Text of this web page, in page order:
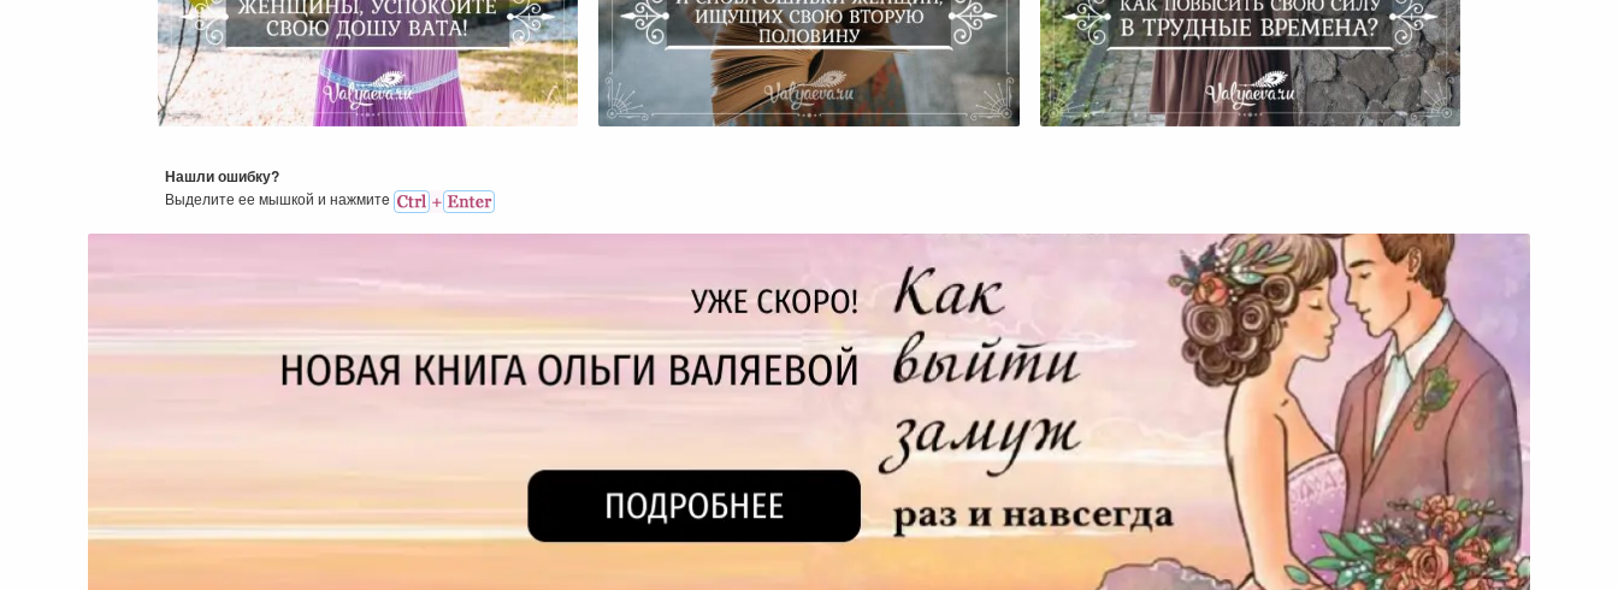
Женщины, Успокойте Свою
Дошу Вата!
И Снова Ошибки Женщин,
Ищущих Свою Вторую
Половину
Как Повысить Свою Силу В
Трудные Времена?
Нашли ошибку?
Выделите ее мышкой и нажмитe